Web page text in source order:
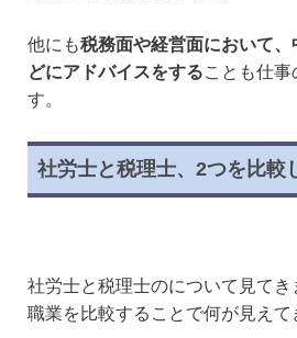
他にも税務面や経営面において
どにアドバイスをすることも仕事
す。
社労士と税理士、2つを比較
社労士と税理士のについて見て
職業を比較することで何が見えて